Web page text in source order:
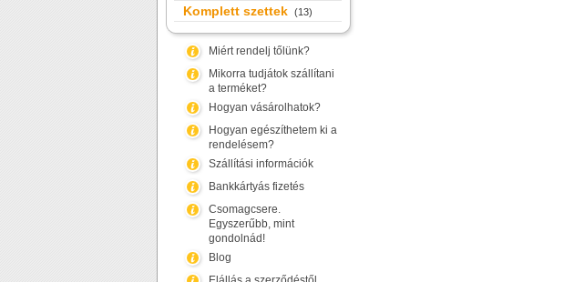
Komplett szettek (13)
Miért rendelj tőlünk?
Mikorra tudjátok szállítani
a terméket?
Hogyan vásárolhatok?
Hogyan egészíthetem ki a
rendelésem?
Szállítási információk
Bankkártyás fizetés
Csomagcsere.
Egyszerűbb, mint
gondolnád!
Blog